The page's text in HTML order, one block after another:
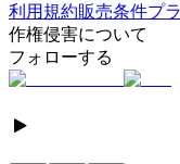
利用規約販売条件プ
作権侵害について
フォローする